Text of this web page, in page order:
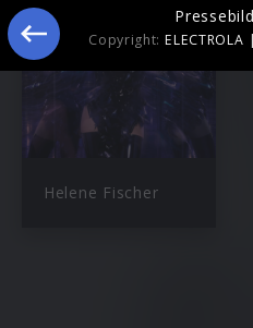
Helene Fischer
Copyright: